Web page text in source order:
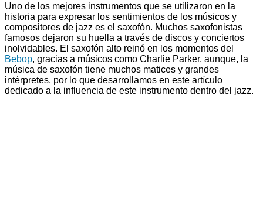
Uno de los mejores instrumentos que se utilizaron en la
historia para expresar los sentimientos de los músicos y
compositores de jazz es el saxofón. Muchos saxofonistas
famosos dejaron su huella a través de discos y conciertos
inolvidables. El saxofón alto reinó en los momentos del
Bebop, gracias a músicos como Charlie Parker, aunque, la
música de saxofón tiene muchos matices y grandes
intérpretes, por lo que desarrollamos en este artículo
dedicado a la influencia de este instrumento dentro del jazz.